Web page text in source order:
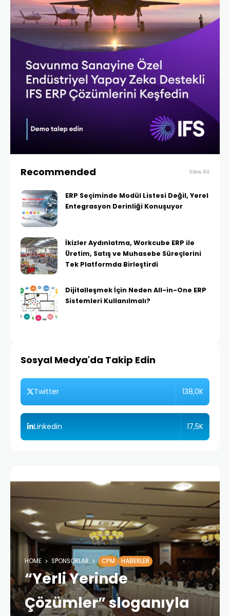
Recommended View All
ERP Seçiminde Modül Listesi Değil, Yerel
Entegrasyon Derinliği Konuşuyor
İkizler Aydınlatma, Workcube ERP ile
Üretim, Satış ve Muhasebe Süreçlerini
Tek Platformda Birleştirdi
Dijitalleşmek İçin Neden All-in-One ERP
Sistemleri Kullanılmalı?
Sosyal Medya'da Takip Edin
Twitter 138,0K
Linkedin 17,5K
HOME SPONSORLAR CPM HABERLER
“Yerli Yerinde
Çözümler” sloganıyla